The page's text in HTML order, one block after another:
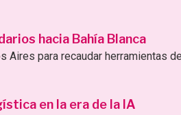
hacia Bahía Blanca
Aires para recaudar herramientas
en la era de la IA